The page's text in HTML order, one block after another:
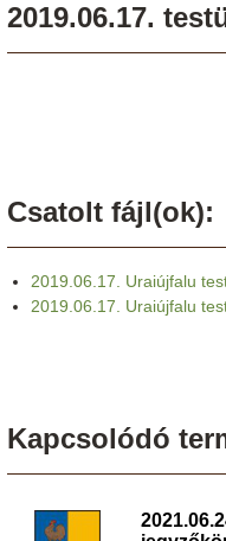
2019.06.17.
Csatolt fájl(ok):
2019.06.17. Uraiújfalu
2019.06.17. Uraiújfalu
Kapcsolódó